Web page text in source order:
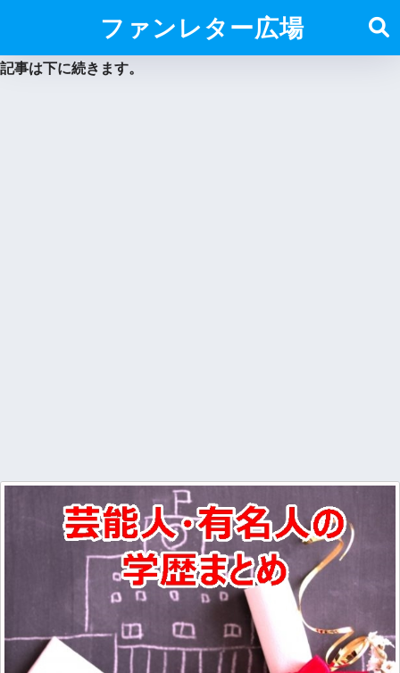
ファンレター広場
記事は下に続きます。